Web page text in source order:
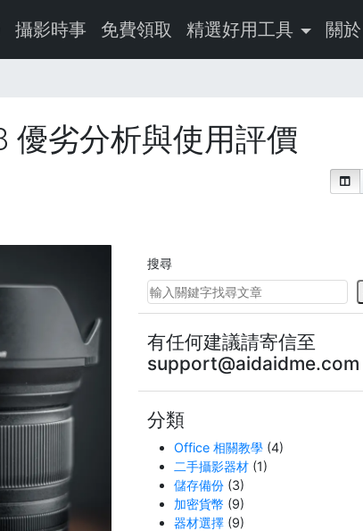
攝影時事 免費領取 精選好用工具 關於
優劣分析與使用評價
搜尋
有任何建議請寄信至
support@aidaidme.com
分類
Office 相關教學 (4)
二手攝影器材 (1)
儲存備份 (3)
加密貨幣 (9)
器材選擇 (9)